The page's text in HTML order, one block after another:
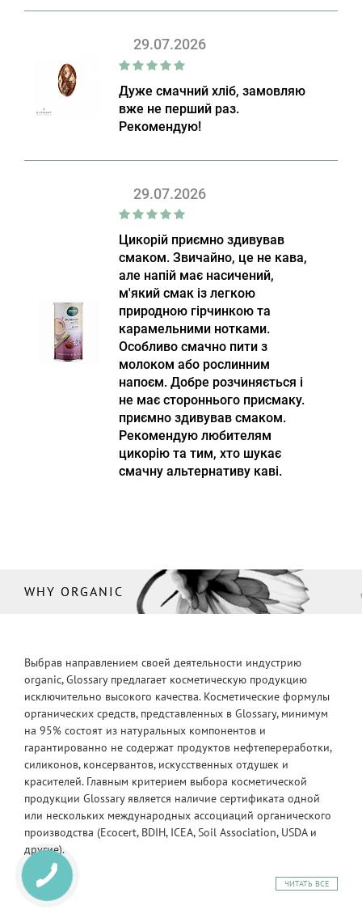
29.07.2026
Дуже смачний хліб, замовляю
вже не перший раз.
Рекомендую!
29.07.2026
Цикорій приємно здивував
смаком. Звичайно, це не кава,
але напій має насичений,
м'який смак із легкою
природною гірчинкою та
карамельними нотками.
Особливо смачно пити з
молоком або рослинним
напоєм. Добре розчиняється і
не має стороннього присмаку.
приємно здивував смаком.
Рекомендую любителям
цикорію та тим, хто шукає
смачну альтернативу каві.
WHY ORGANIC
Выбрав направлением своей деятельности индустрию
organic, Glossary предлагает косметическую продукцию
исключительно высокого качества. Косметические формулы
органических средств, представленных в Glossary, минимум
на 95% состоят из натуральных компонентов и
гарантированно не содержат продуктов нефтепереработки,
силиконов, консервантов, искусственных отдушек и
красителей. Главным критерием выбора косметической
продукции Glossary является наличие сертификата одной
или нескольких международных ассоциаций органического
производства (Ecocert, BDIH, ICEA, Soil Association, USDA и
другие).
ЧИТАТЬ ВСЕ